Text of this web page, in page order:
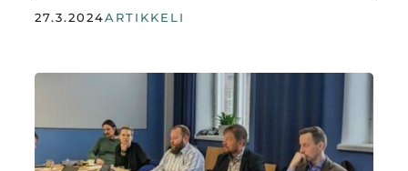
27.3.2024ARTIKKELI